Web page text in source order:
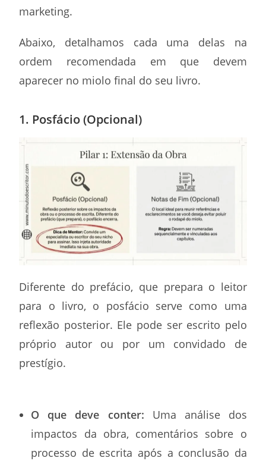
marketing.
Abaixo, detalhamos cada uma delas na
ordem recomendada em que devem
aparecer no miolo final do seu livro.
1. Posfácio (Opcional)
Diferente do prefácio, que prepara o leitor
para o livro, o posfácio serve como uma
reflexão posterior. Ele pode ser escrito pelo
próprio autor ou por um convidado de
prestígio.
O que deve conter: Uma análise dos
impactos da obra, comentários sobre o
processo de escrita após a conclusão da